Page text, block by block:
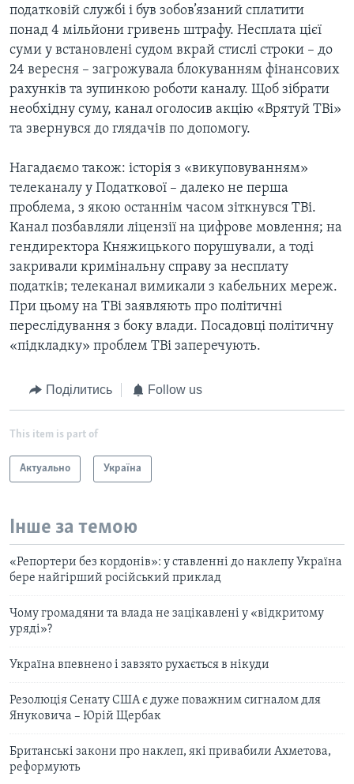
податковій службі і був зобов’язаний сплатити
понад 4 мільйони гривень штрафу. Несплата цієї
суми у встановлені судом вкрай стислі строки – до
24 вересня – загрожувала блокуванням фінансових
рахунків та зупинкою роботи каналу. Щоб зібрати
необхідну суму, канал оголосив акцію «Врятуй ТВі»
та звернувся до глядачів по допомогу.
Нагадаємо також: історія з «викуповуванням»
телеканалу у Податкової – далеко не перша
проблема, з якою останнім часом зіткнувся ТВі.
Канал позбавляли ліцензії на цифрове мовлення; на
гендиректора Княжицького порушували, а тоді
закривали кримінальну справу за несплату
податків; телеканал вимикали з кабельних мереж.
При цьому на ТВі заявляють про політичні
переслідування з боку влади. Посадовці політичну
«підкладку» проблем ТВі заперечують.
Поділитись Follow us
This item is part of
Актуально Україна
Інше за темою
«Репортери без кордонів»: у ставленні до наклепу Україна
бере найгірший російський приклад
Чому громадяни та влада не зацікавлені у «відкритому
уряді»?
Україна впевнено і завзято рухається в нікуди
Резолюція Сенату США є дуже поважним сигналом для
Януковича – Юрій Щербак
Британські закони про наклеп, які привабили Ахметова,
реформують